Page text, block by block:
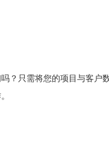
？只需将您的项目与客户